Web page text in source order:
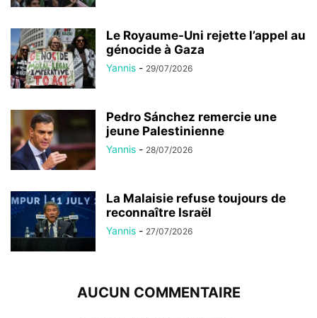
Le Royaume-Uni rejette l’appel au
génocide à Gaza
Yannis - 29/07/2026
Pedro Sánchez remercie une
jeune Palestinienne
Yannis - 28/07/2026
La Malaisie refuse toujours de
reconnaître Israël
Yannis - 27/07/2026
AUCUN COMMENTAIRE